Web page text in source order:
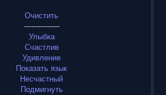
Очистить
---------------
Улыбка
Счастлив
Удивление
Показать язык
Несчастный
Подмигнуть